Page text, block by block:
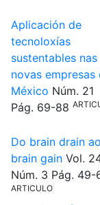
Aplicación de
tecnoloxías
sustentables nas
novas empresas
México Núm. 21
Pág. 69-88
Do brain drain ao
brain gain Vol.
Núm. 3 Pág. 49-
ARTICULO